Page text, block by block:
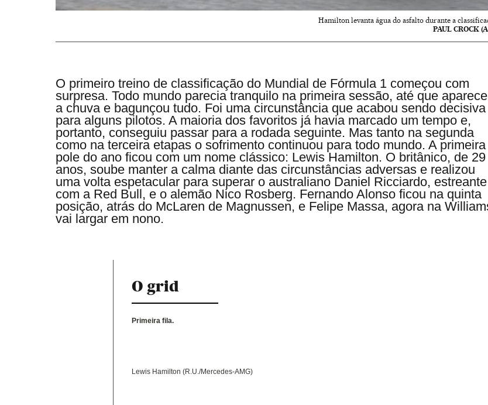
Hamilton levanta água do asfalto durante a
PAUL CROCK
O primeiro treino de classificação do Mundial de Fórmula 1 começou com
surpresa. Todo mundo parecia tranquilo na primeira sessão, até que
a chuva e bagunçou tudo. Foi uma circunstância que acabou sendo decisiva
para alguns pilotos. A maioria dos favoritos já havia marcado um tempo e,
portanto, conseguiu passar para a rodada seguinte. Mas tanto na segunda
como na terceira etapas o sofrimento continuou para todo mundo. A primeira
pole do ano ficou com um nome clássico: Lewis Hamilton. O britânico, de 29
anos, soube manter a calma diante das circunstâncias adversas e realizou
uma volta espetacular para superar o australiano Daniel Ricciardo, estreante
com a Red Bull, e o alemão Nico Rosberg. Fernando Alonso ficou na quinta
posição, atrás do McLaren de Magnussen, e Felipe Massa, agora na
vai largar em nono.
O grid
Primeira fila.
Lewis Hamilton (R.U./Mercedes-AMG)